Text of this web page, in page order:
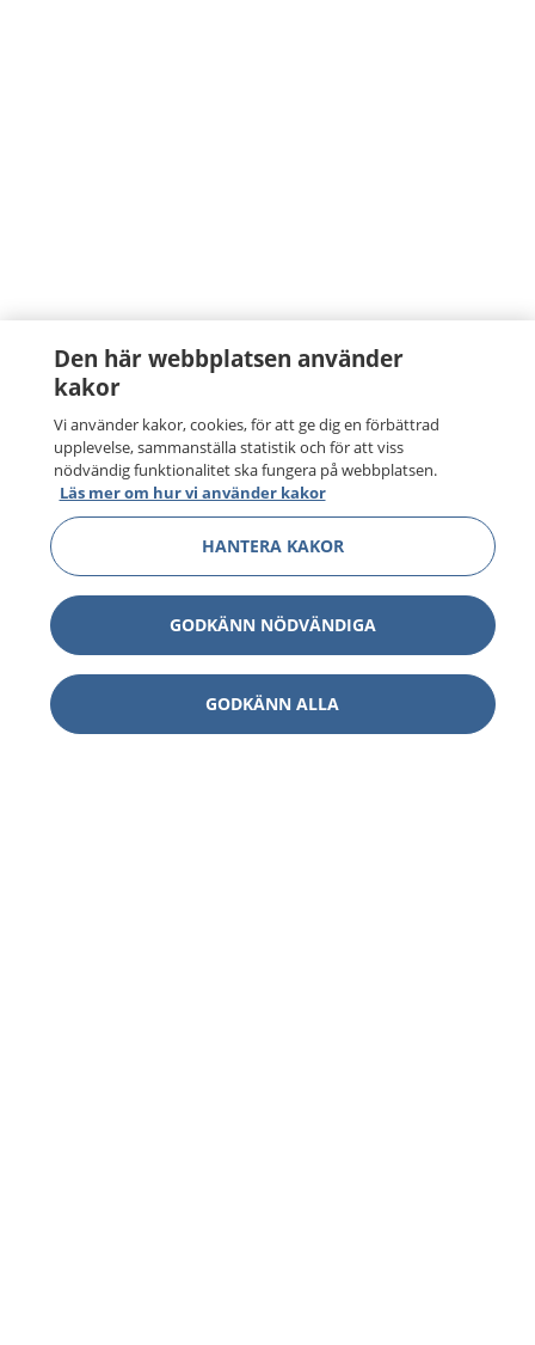
Den här webbplatsen använder
kakor
Vi använder kakor, cookies, för att ge dig en förbättrad
upplevelse, sammanställa statistik och för att viss
nödvändig funktionalitet ska fungera på webbplatsen.
Läs mer om hur vi använder kakor
HANTERA KAKOR
GODKÄNN NÖDVÄNDIGA
GODKÄNN ALLA